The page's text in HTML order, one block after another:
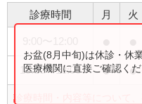
診療時間 月 火
15:00〜18:00 ● ●
診療時間・内容等について
お盆(8月中旬)は休診・休
医療機関に直接ご確認くだ